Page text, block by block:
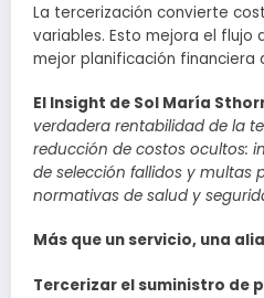
La tercerización convierte
variables. Esto mejora el flujo
mejor planificación financiera
El Insight de Sol María
verdadera rentabilidad de la
reducción de costos ocultos:
de selección fallidos y multas
normativas de salud y
Más que un servicio, una
Tercerizar el suministro de